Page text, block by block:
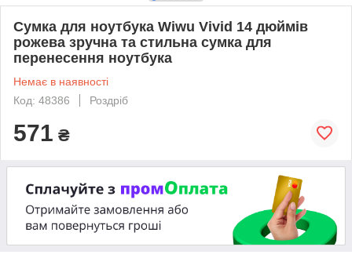
Сумка для ноутбука Wiwu Vivid 14 дюймів
рожева зручна та стильна сумка для
перенесення ноутбука
Немає в наявності
Код: 48386
Роздріб
571 ₴